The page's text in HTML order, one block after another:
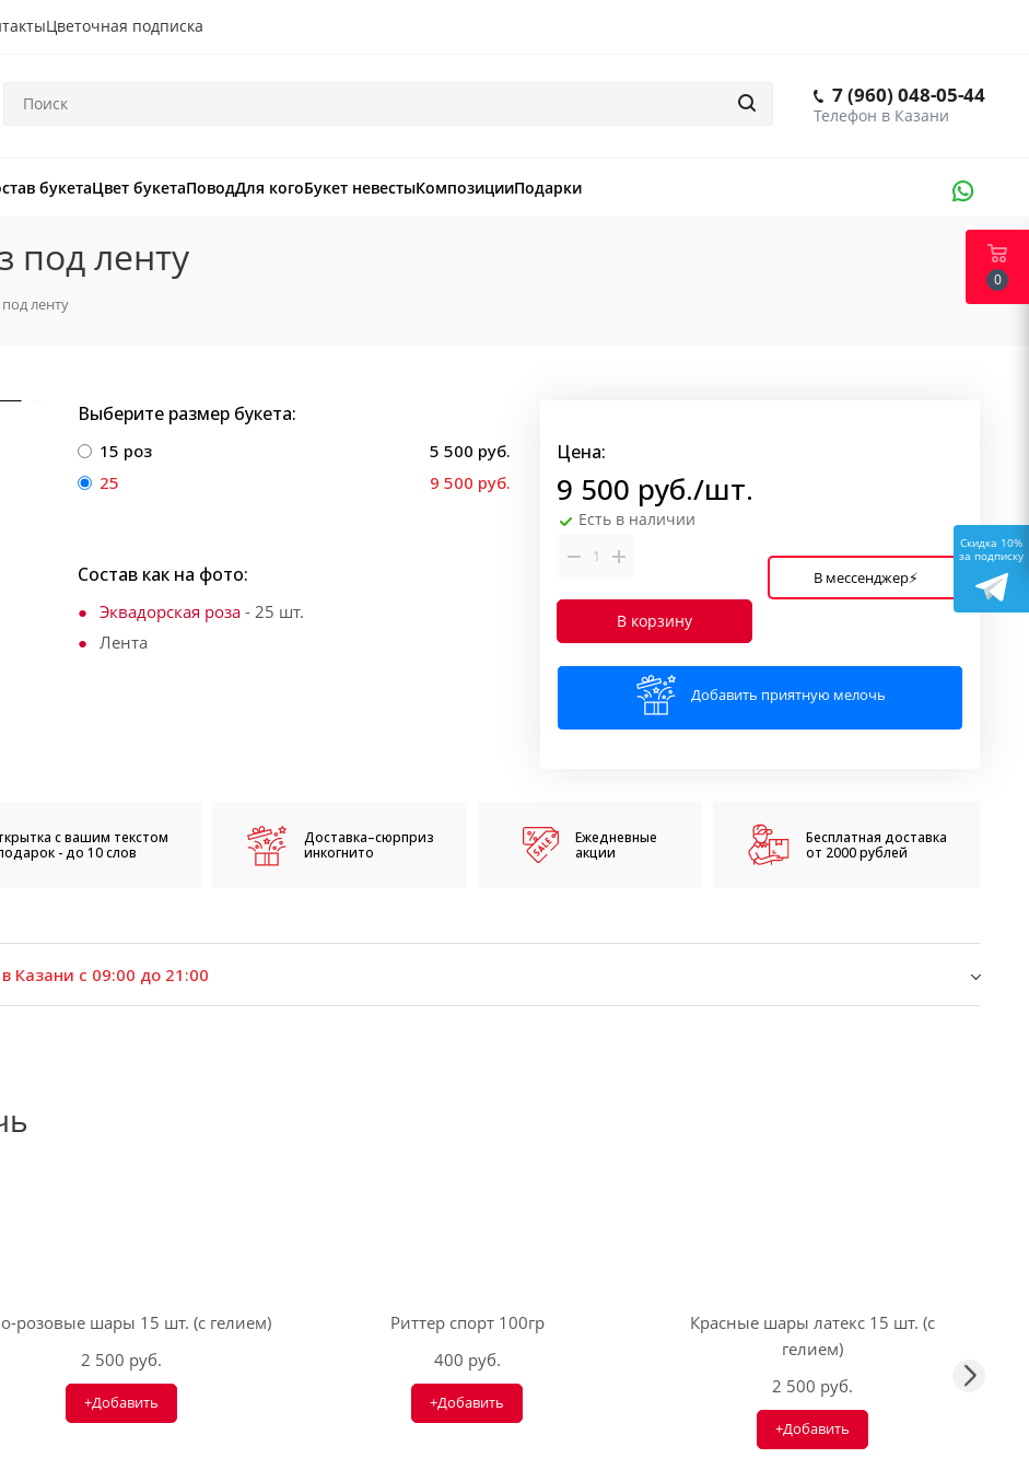
Цветочная подписка
7 (960) 048-05-44
букетаЦвет букетаПоводДля когоБукет невестыКомпозицииПодарки
под ленту
ленту
Выберите размер букета:
15 роз
5 500 руб.
25
9 500 руб.
Состав как на фото:
Эквадорская роза - 25 шт.
Лента
Цена:
9 500 руб./шт.
Есть в наличии
В корзину
В мессенджер⚡
Добавить приятную мелочь
с вашим текстом
- до 10 слов
Доставка–сюрприз
инкогнито
Ежедневные
акции
Бесплатная доставка
от 2000 рублей
Казани с 09:00 до 21:00
розовые шары 15 шт. (с гелием)
2 500 руб.
+Добавить
Риттер спорт 100гр
400 руб.
+Добавить
Красные шары латекс 15 шт. (с
гелием)
2 500 руб.
+Добавить
0
Скидка 10%
за подписку